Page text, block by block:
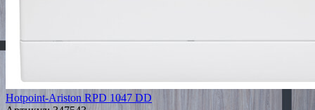
Hotpoint-Ariston RPD 1047 DD